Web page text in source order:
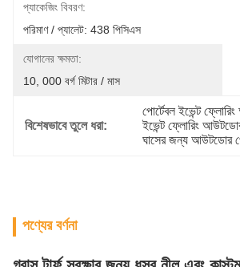
প্যাকেজিং বিবরণ:
পরিমাণ / প্যালেট: 438 পিসিএস
যোগানের ক্ষমতা:
10, 000 বর্গ মিটার / মাস
বিশেষভাবে তুলে ধরা:
পোর্টেবল ইভেন্ট
ইভেন্ট ফ্লোরিং
ঘাসের জন্য আউটডোর
পণ্যের বর্ণনা